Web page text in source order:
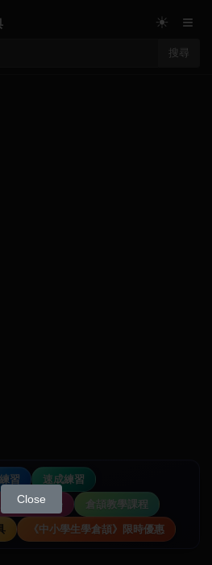
搜尋
☀ ≡
習
速成練習
輸入法教學
倉頡教學課程
《中小學生學倉頡》限時優惠
Close